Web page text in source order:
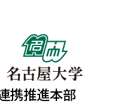
携推進本部